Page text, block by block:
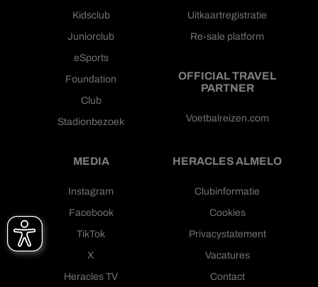
Kidsclub
Juniorclub
eSports
Foundation
Club
Stadionbezoek
Uitkaartregistratie
Re-sale platform
OFFICIAL TRAVEL
PARTNER
Voetbalreizen.com
MEDIA
Instagram
Facebook
TikTok
X
Heracles TV
HERACLES ALMELO
Clubinformatie
Cookies
Privacystatement
Vacatures
Contact